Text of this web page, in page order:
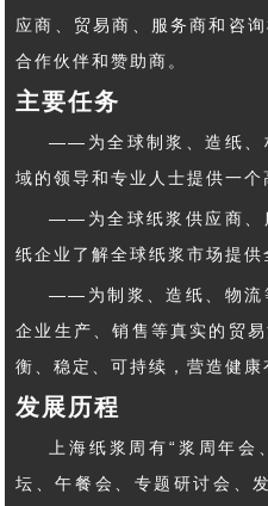
应商、贸易商、服务商和咨
合作伙伴和赞助商。
主要任务
——为全球制浆、造纸、
域的领导和专业人士提供一个
——为全球纸浆供应商、
纸企业了解全球纸浆市场提供
——为制浆、造纸、物流
企业生产、销售等真实的贸
衡、稳定、可持续，营造健康
发展历程
上海纸浆周有“浆周年
坛、午餐会、专题研讨会、